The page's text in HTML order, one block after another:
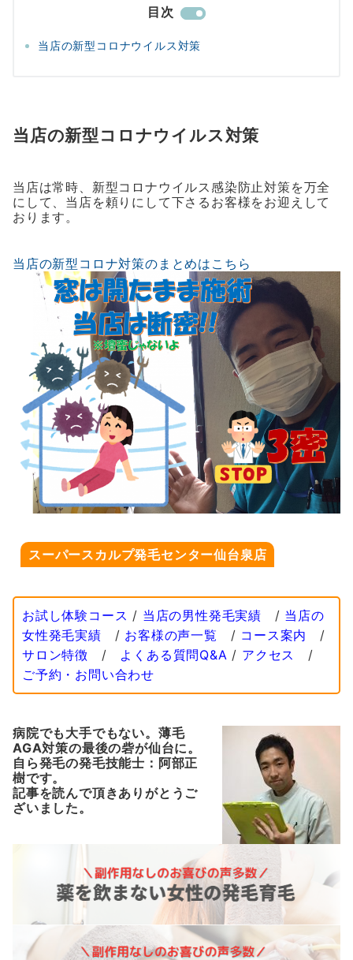
目次
当店の新型コロナウイルス対策
当店の新型コロナウイルス対策
当店は常時、新型コロナウイルス感染防止対策を万全
にして、当店を頼りにして下さるお客様をお迎えして
おります。
当店の新型コロナ対策のまとめはこちら
スーパースカルプ発毛センター仙台泉店
お試し体験コース / 当店の男性発毛実績 / 当店の
女性発毛実績 / お客様の声一覧 / コース案内
/
サロン特徴 / よくある質問Q&A / アクセス
/
ご予約・お問い合わせ
病院でも大手でもない。薄毛
AGA対策の最後の砦が仙台に。
自ら発毛の発毛技能士：阿部正
樹です。
記事を読んで頂きありがとうご
ざいました。